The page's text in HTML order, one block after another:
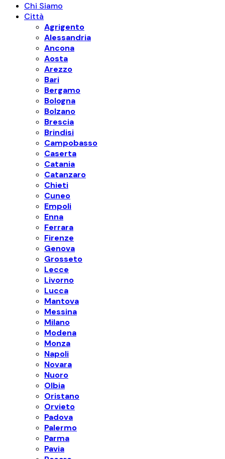
Chi Siamo
Città
Agrigento
Alessandria
Ancona
Aosta
Arezzo
Bari
Bergamo
Bologna
Bolzano
Brescia
Brindisi
Campobasso
Caserta
Catania
Catanzaro
Chieti
Cuneo
Empoli
Enna
Ferrara
Firenze
Genova
Grosseto
Lecce
Livorno
Lucca
Mantova
Messina
Milano
Modena
Monza
Napoli
Novara
Nuoro
Olbia
Oristano
Orvieto
Padova
Palermo
Parma
Pavia